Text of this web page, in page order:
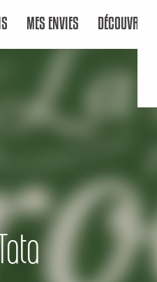
MES ENVIES DÉCOUVRIR